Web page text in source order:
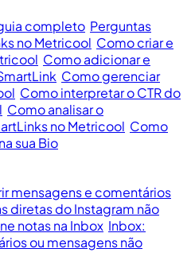
completo Perguntas
no Metricool Como criar e
Como adicionar e
Como gerenciar
Como interpretar o CTR do
Como analisar o
no Metricool Como
sua Bio
mensagens e comentários
diretas do Instagram não
notas na Inbox Inbox:
ou mensagens não